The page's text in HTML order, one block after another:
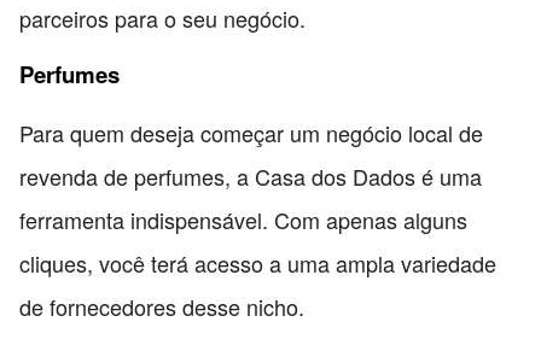
parceiros para o seu negócio.
Perfumes
Para quem deseja começar um negócio local de
revenda de perfumes, a Casa dos Dados é uma
ferramenta indispensável. Com apenas alguns
cliques, você terá acesso a uma ampla variedade
de fornecedores desse nicho.